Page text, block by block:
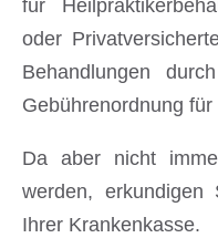
für
oder
Behandlungen
Gebührenordnung
Da aber nicht
werden,
Ihrer Krankenkasse.